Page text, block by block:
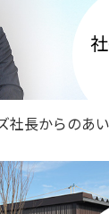
長からのあい